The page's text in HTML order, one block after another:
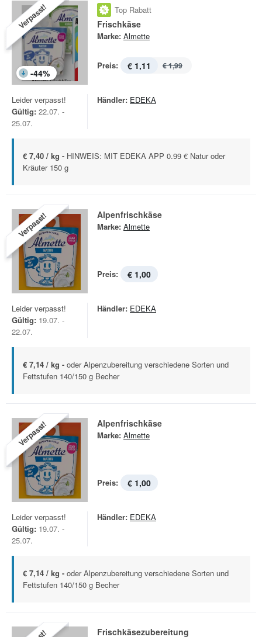
Verpasst!
-44%
Top Rabatt
Frischkäse
Marke: Almette
Preis: € 1,11 € 1,99
Leider verpasst!
Gültig: 22.07. -
25.07.
Händler: EDEKA
€ 7,40 / kg - HINWEIS: MIT EDEKA APP 0.99 € Natur oder
Kräuter 150 g
Verpasst! Alpenfrischkäse
Marke: Almette
Preis: € 1,00
Leider verpasst!
Gültig: 19.07. -
22.07.
Händler: EDEKA
€ 7,14 / kg - oder Alpenzubereitung verschiedene Sorten und
Fettstufen 140/150 g Becher
Verpasst! Alpenfrischkäse
Marke: Almette
Preis: € 1,00
Leider verpasst!
Gültig: 19.07. -
25.07.
Händler: EDEKA
€ 7,14 / kg - oder Alpenzubereitung verschiedene Sorten und
Fettstufen 140/150 g Becher
Frischkäsezubereitung